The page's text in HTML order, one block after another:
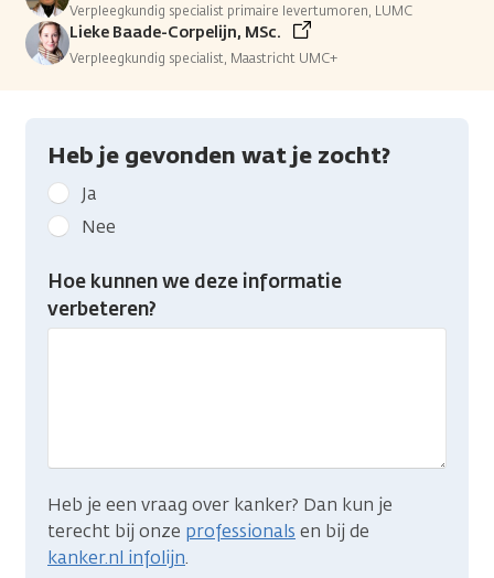
Verpleegkundig specialist primaire levertumoren, LUMC
Lieke Baade-Corpelijn, MSc.
Verpleegkundig specialist, Maastricht UMC+
Heb je gevonden wat je zocht?
Geef
kanker.nl
feedback:
Heb
gevonden
Ja
Nee
Hoe kunnen we deze informatie
verbeteren?
Heb je een vraag over kanker? Dan kun je
terecht bij onze professionals en bij de
kanker.nl infolijn.